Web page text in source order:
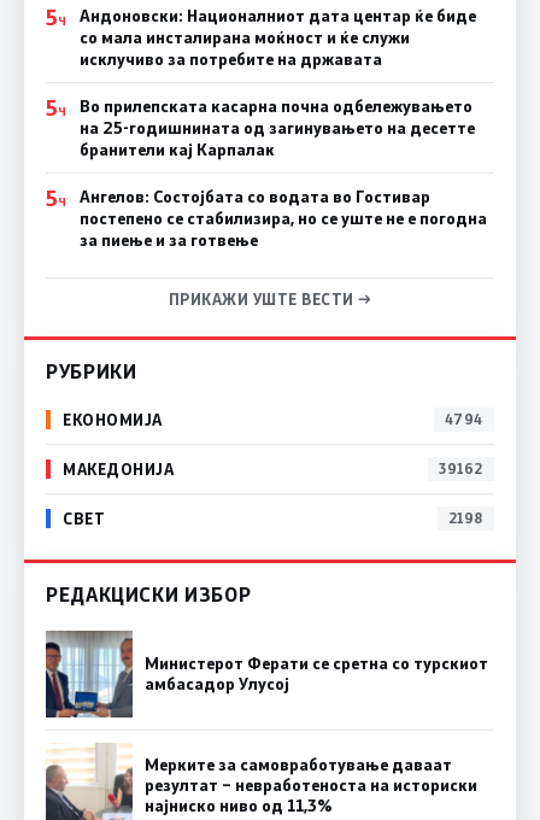
5Ч
Андоновски: Националниот дата центар ќе биде
со мала инсталирана моќност и ќе служи
исклучиво за потребите на државата
5Ч
Во прилепската касарна почна одбележувањето
на 25-годишнината од загинувањето на десетте
бранители кај Карпалак
5Ч
Ангелов: Состојбата со водата во Гостивар
постепено се стабилизира, но се уште не е погодна
за пиење и за готвење
ПРИКАЖИ УШТЕ ВЕСТИ →
РУБРИКИ
ЕКОНОМИЈА 4794
МАКЕДОНИЈА 39162
СВЕТ 2198
РЕДАКЦИСКИ ИЗБОР
Министерот Ферати се сретна со турскиот
амбасадор Улусој
Мерките за самовработување даваат
резултат – невработеноста на историски
најниско ниво од 11,3%